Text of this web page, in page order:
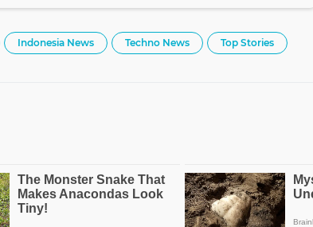
Indonesia News Techno News Top Stories